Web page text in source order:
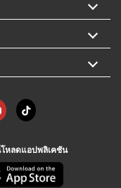
หลดแอปพลิเคชัน